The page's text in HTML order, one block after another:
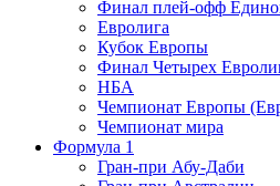
Финал плей-офф
Евролига
Кубок Европы
Финал Четырех
НБА
Чемпионат Европы
Чемпионат мира
Формула 1
Гран-при Абу-Даби